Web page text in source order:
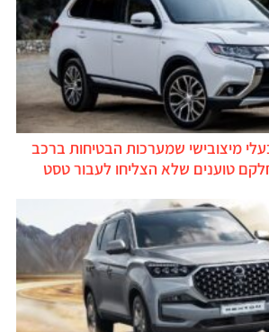
מיצובישי שמערכות הבטיחות ברכב
טוענים שלא הצליחו לעבור טסט